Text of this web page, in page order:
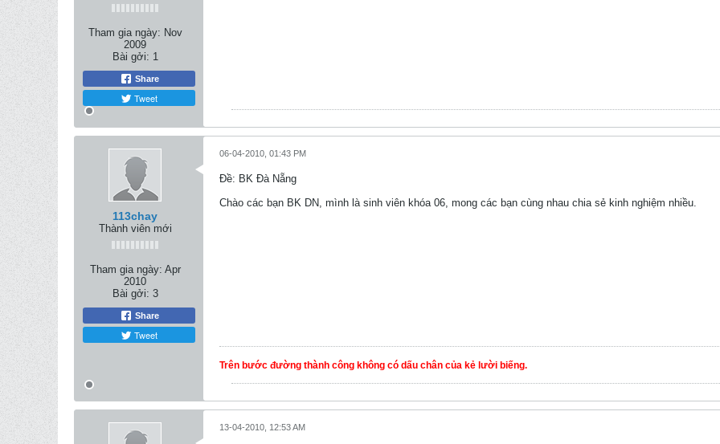
Tham gia ngày: Nov
2009
Bài gởi: 1
Share
Tweet
113chay
Thành viên mới
Tham gia ngày: Apr
2010
Bài gởi: 3
Share
Tweet
06-04-2010, 01:43 PM
Ðề: BK Đà Nẵng
Chào các bạn BK DN, mình là sinh viên khóa 06, mong các bạn cùng nhau chia sẻ kinh nghiệm nhiều.
Trên bước đường thành công không có dấu chân của kẻ lười biếng.
13-04-2010, 12:53 AM